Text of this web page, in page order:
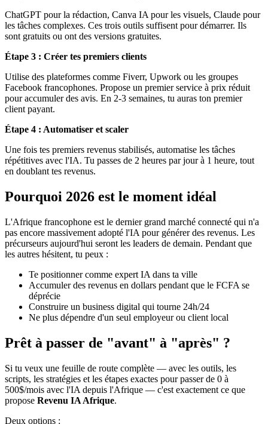
ChatGPT pour la rédaction, Canva IA pour les visuels, Claude pour
les tâches complexes. Ces trois outils suffisent pour démarrer. Ils
sont gratuits ou ont des versions gratuites.
Étape 3 : Créer tes premiers clients
Utilise des plateformes comme Fiverr, Upwork ou les groupes
Facebook francophones. Propose un premier service à prix réduit
pour accumuler des avis. En 2-3 semaines, tu auras ton premier
client payant.
Étape 4 : Automatiser et scaler
Une fois tes premiers revenus stabilisés, automatise les tâches
répétitives avec l'IA. Tu passes de 2 heures par jour à 1 heure, tout
en doublant tes revenus.
Pourquoi 2026 est le moment idéal
L'Afrique francophone est le dernier grand marché connecté qui n'a
pas encore massivement adopté l'IA pour générer des revenus. Les
précurseurs aujourd'hui seront les leaders de demain. Pendant que
les autres hésitent, tu peux :
Te positionner comme expert IA dans ta ville
Accumuler des revenus en dollars pendant que le FCFA se
déprécie
Construire un business digital qui tourne 24h/24
Ne plus dépendre d'un seul employeur ou client local
Prêt à passer de "avant" à "après" ?
Si tu veux une feuille de route complète — avec les outils, les
scripts, les stratégies et les étapes exactes pour passer de 0 à
500$/mois avec l'IA depuis l'Afrique — c'est exactement ce que
propose Revenu IA Afrique.
Deux options :